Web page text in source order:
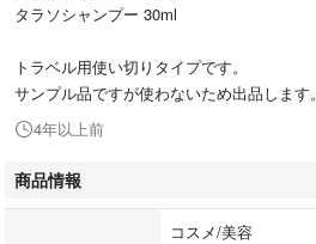
タラソシャンプー 30ml
トラベル用使い切りタイプです。
サンプル品ですが使わないため出品します。
4年以上前
商品情報
コスメ/美容